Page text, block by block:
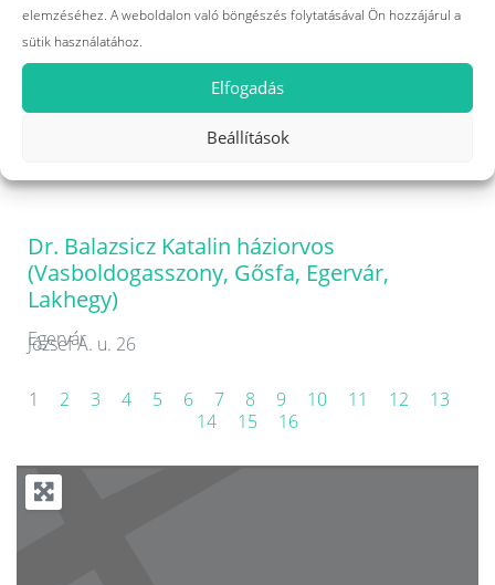
elemzéséhez. A weboldalon való böngészés folytatásával Ön hozzájárul a
sütik használatához.
Elfogadás
Beállítások
Letenye
Kárpáti u.. 3.
Dr. Balatoni Piroska háziorvos
Dr. Balazsicz Katalin háziorvos
(Vasboldogasszony, Gősfa, Egervár,
Lakhegy)
Egervár
József A. u. 26
1 2 3 4 5 6 7 8 9 10 11 12
13
14
15 16